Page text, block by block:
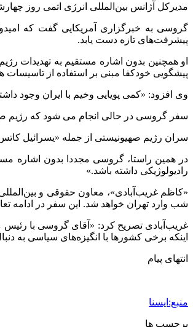
مدیرکل آژانس بین‌المللی انرژی اتمی روز
گروسی به خبرگزاری آمریکایی گفت که
پیشرفت‌های تازه دست یابد.
او همچنین بدون اشاره مستقیم به تهدیدات
پیشگویی خودکفا مبنی بر استفاده از
وی افزود: «کمی پویایی وخیم با ایران وجود
سفر گروسی در حالی انجام می شود که رژیم صهیونیستی در ۲۶ اکتبر، در اقدامی تجاوزگرانه، به ایران حمله کرد و سران این رژیم، تهدیدات خود علیه
سران رژیم صهیونیستی از جمله «یسرائیل
در همین راستا، گروسی مجددا بدون اشاره
رادیولوژیکی داشته باشد.»
شب وارد تهران خواهد شد. این سفر در ادامه تعاملات ایران و
غریب‌آبادی تصریح کرد: «آقای گروسی با رئیس
اینکه برخی کشورها با انگیزه‌های سیاسی به
انتهای پیام
منبع:ایسنا
برچسب ها